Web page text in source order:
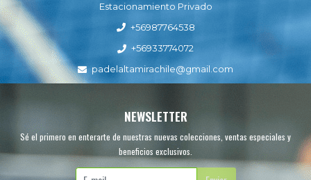
Estacionamiento Privado
+56987764538
+56933774072
padelaltamirachile@gmail.com
NEWSLETTER
Sé el primero en enterarte de nuestras nuevas colecciones, ventas especiales y
beneficios exclusivos.